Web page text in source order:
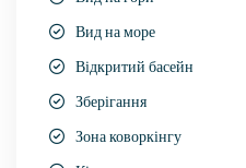
Вид на море
Відкритий басейн
Зберігання
Зона коворкінгу